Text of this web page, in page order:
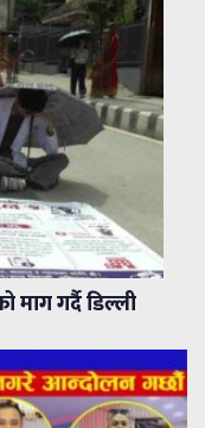
माग गर्दै डिल्ली